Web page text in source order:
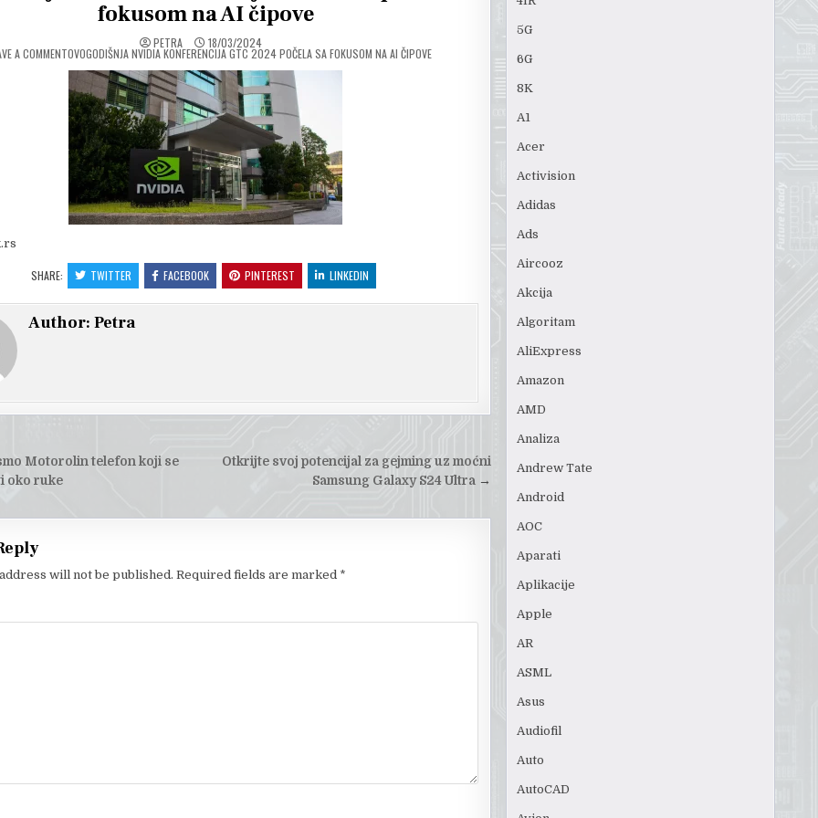
fokusom na AI čipove
PETRA 18/03/2024
A COMMENTON
OVOGODIŠNJA NVIDIA KONFERENCIJA GTC 2024 POČELA SA FOKUSOM NA AI ČIPOVE
SHARE: TWITTER FACEBOOK PINTEREST LINKEDIN
Author: Petra
Otkrijte svoj potencijal za gejming uz moćni
Samsung Galaxy S24 Ultra→
Motorolin telefon koji se
oko ruke
will not be published. Required fields are marked *
5G
6G
8K
A1
Acer
Activision
Adidas
Ads
Aircooz
Akcija
Algoritam
AliExpress
Amazon
AMD
Analiza
Andrew Tate
Android
AOC
Aparati
Aplikacije
Apple
AR
ASML
Asus
Audiofil
Auto
AutoCAD